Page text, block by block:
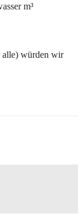
m³
alle) würden wir